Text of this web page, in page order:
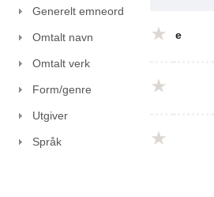
Generelt emneord
Omtalt navn
Omtalt verk
Form/genre
Utgiver
Språk
e